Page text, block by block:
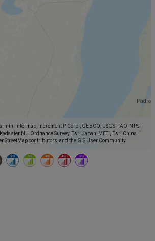
Intermap, increment P Corp., GEBCO, USGS, FAO, NPS,
NL, Ordnance Survey, Esri Japan, METI, Esri China
contributors, and the GIS User Community